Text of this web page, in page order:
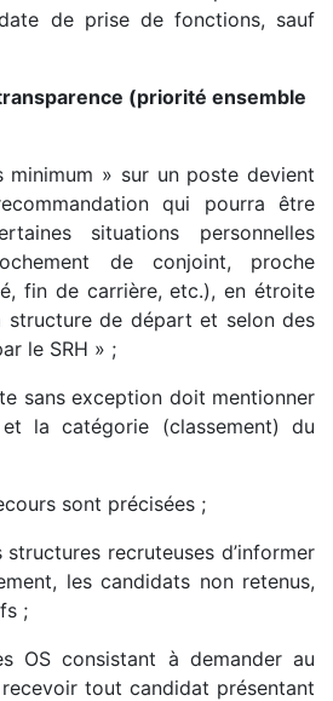
de prise de fonctions, sauf
(priorité ensemble
minimum » sur un poste devient
qui pourra être
situations personnelles
de conjoint, proche
fin de carrière, etc.), en étroite
de départ et selon des
le SRH » ;
sans exception doit mentionner
la catégorie (classement) du
sont précisées ;
recruteuses d’informer
les candidats non retenus,
;
OS consistant à demander au
tout candidat présentant